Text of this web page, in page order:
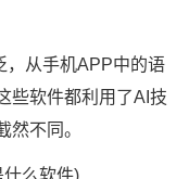
，从手机APP中的语
些软件都利用了AI技
然不同。